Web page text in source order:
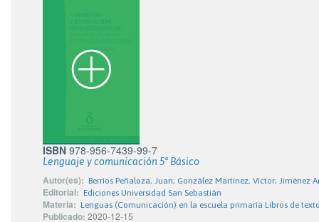
ISBN 978-956-7439-99-7
Lenguaje y comunicación 5° Básico
Autor(es): Berríos Peñaloza, Juan; González Martínez, Víctor; Jiménez
Editorial: Ediciones Universidad San Sebastián
Materia: Lenguas (Comunicación) en la escuela primaria Libros de
Publicado: 2020-12-15